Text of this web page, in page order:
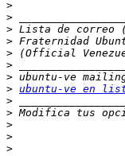
>
>
>
>
>
>
>
> ubuntu-ve en
>
> Modifica tus
>
>
>